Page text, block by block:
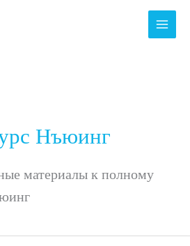
Нъюинг
материалы к полному